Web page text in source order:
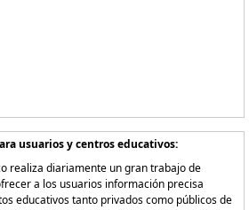
usuarios y centros educativos:
realiza diariamente un gran trabajo de
a los usuarios información precisa
educativos tanto privados como públicos de